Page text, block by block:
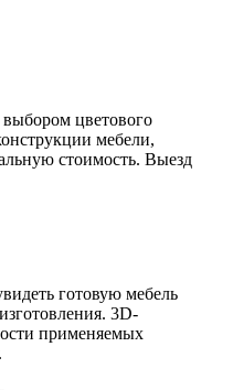
цветового
мебели,
стоимость. Выезд
готовую мебель
3D-
применяемых